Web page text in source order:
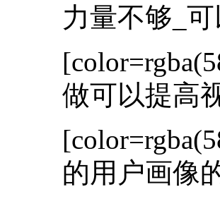
力量不够_
做可以提高
的用户画像